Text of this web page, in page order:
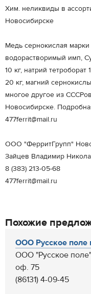
Хим. неликвиды в
Новосибирске
Медь сернокислая
водорастворимый имп,
10 кг, натрий
20 кг, магний
многое другое из
Новосибирске.
477ferrit@mail.ru
ООО "ФерритГрупп"
Зайцев Владимир
8 (383) 213-05-68
477ferrit@mail.ru
Похожие
ООО Русское поле
ООО "Русское
оф. 75
(86131) 4-09-45